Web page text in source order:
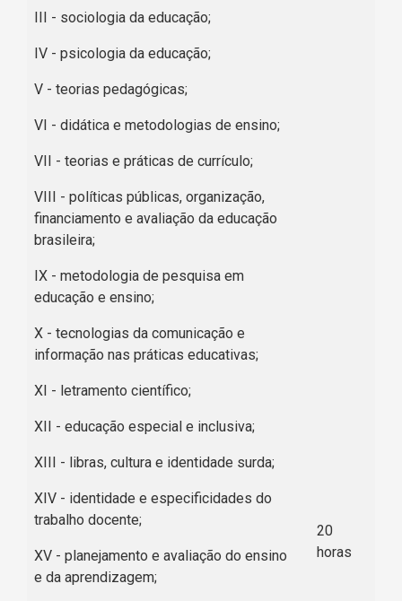
III - sociologia da educação;
IV - psicologia da educação;
V - teorias pedagógicas;
VI - didática e metodologias de ensino;
VII - teorias e práticas de currículo;
VIII - políticas públicas, organização,
financiamento e avaliação da educação
brasileira;
IX - metodologia de pesquisa em
educação e ensino;
X - tecnologias da comunicação e
informação nas práticas educativas;
XI - letramento científico;
XII - educação especial e inclusiva;
XIII - libras, cultura e identidade surda;
XIV - identidade e especificidades do
trabalho docente;
XV - planejamento e avaliação do ensino
e da aprendizagem;
20
horas